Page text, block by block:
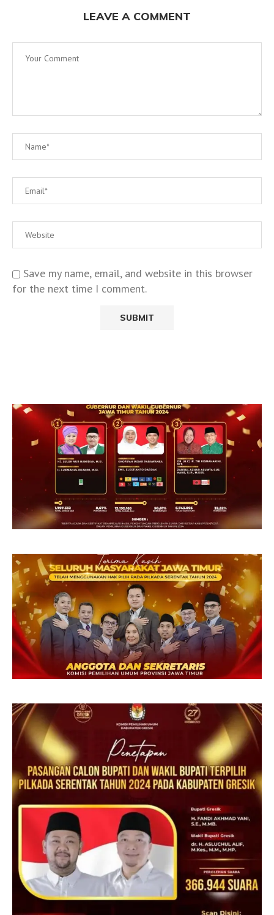
LEAVE A COMMENT
Save my name, email, and website in this browser
for the next time I comment.